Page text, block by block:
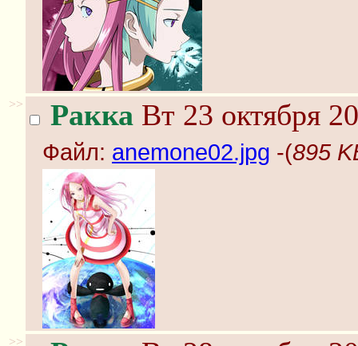
>> Ракка Вт 23 октября
Файл: anemone02.jpg -(895
>>